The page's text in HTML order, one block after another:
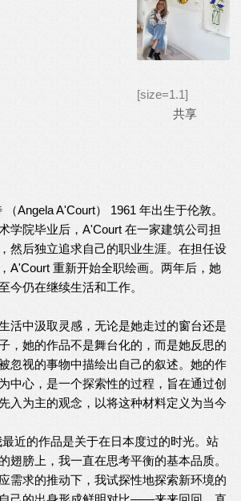
[size=1.1]
共享
（Angela A'Court） 1961 年出生于伦敦。
学院毕业后，A'Court 在一家建筑公司担
然后独立追求自己的职业生涯。在担任设
A'Court 重新开始全职绘画。两年后，她
今仍在继续生活和工作。
活中汲取灵感，无论是她走过的窗台还是
，她的作品不是舞台化的，而是她反思的
忽视的事物中描绘出自己的叙述。她的作
中心，是一个探索性的过程，旨在通过创
入为主的观念，以将这种材料定义为当今
最近的作品是关于在日本度过的时光。站
翅膀上，我一直在思考平衡的基本品质。
需求的推动下，我试探性地探索新环境的